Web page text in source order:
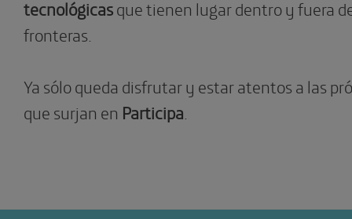
tecnológicasque tienen lugar dentro y fuera
fronteras.
Ya sólo queda disfrutar y estar atentos a las
que surjan en Participa